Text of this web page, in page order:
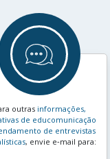
outras informações,
de educomunicação
de entrevistas
, envie e‑mail para: